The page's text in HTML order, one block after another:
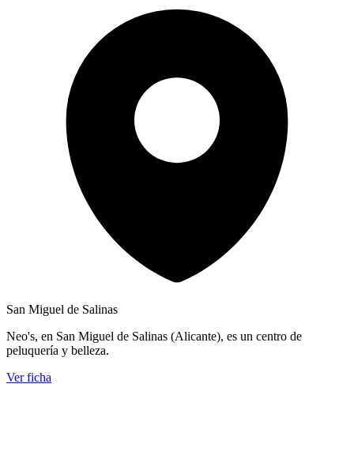
San Miguel de Salinas
Neo's, en San Miguel de Salinas (Alicante), es un centro de
peluquería y belleza.
Ver ficha